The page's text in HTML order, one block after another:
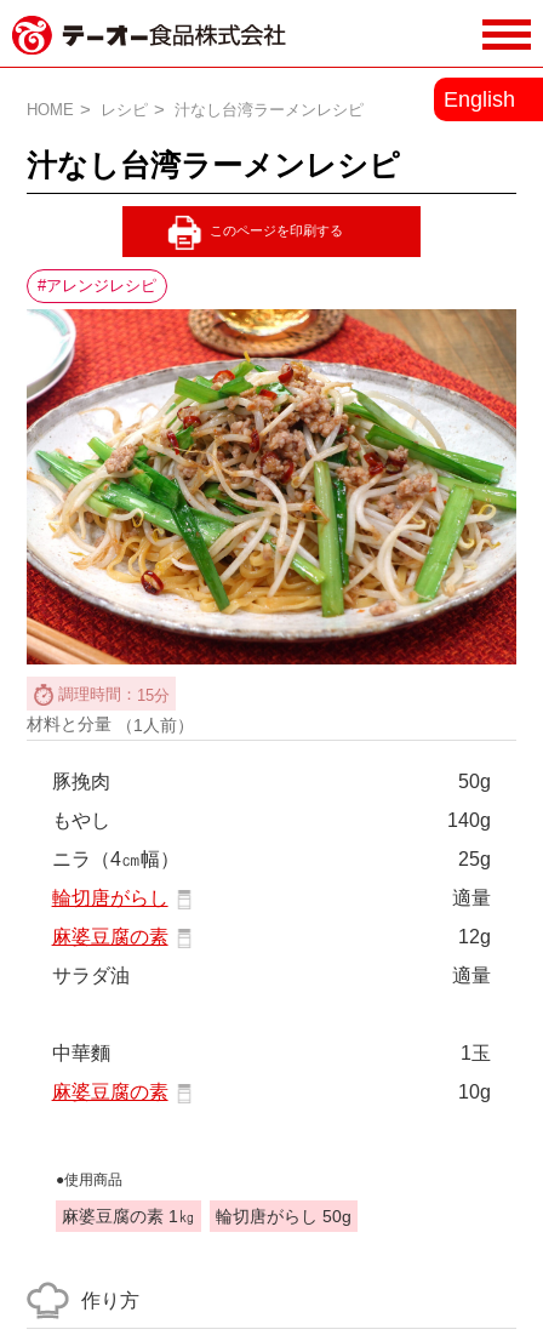
ー食品株式会社
English
HOME レシピ 汁なし台湾ラーメンレシピ
汁なし台湾ラーメンレシピ
アレンジレシピ
調理時間： 15分
材料と分量 （1人前）
豚挽肉
50g
もやし
140g
ニラ（4㎝幅）
25g
輪切唐がらし
適量
麻婆豆腐の素
12g
サラダ油
適量
中華麵
1玉
麻婆豆腐の素
10g
●使用商品
麻婆豆腐の素 1㎏ 輪切唐がらし 50g
作り方